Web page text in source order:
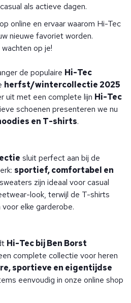
als actieve dagen.
online en ervaar waarom Hi-Tec
nieuwe favoriet worden.
op je!
de populaire Hi-Tec
herfst/wintercollectie 2025
uit met een complete lijn Hi-Tec
schoenen presenteren we nu
en T-shirts.
sluit perfect aan bij de
sportief, comfortabel en
zijn ideaal voor casual
look, terwijl de T-shirts
elke garderobe.
Hi-Tec bij Ben Borst
complete collectie voor heren
sportieve en eigentijdse
eenvoudig in onze online shop